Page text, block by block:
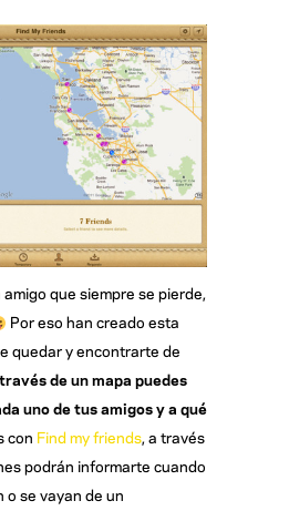
que siempre se pierde,
Por eso han creado esta
quedar y encontrarte de
és de un mapa puedes
uno de tus amigos y a qué
con Find my friends, a través
podrán informarte cuando
o se vayan de un